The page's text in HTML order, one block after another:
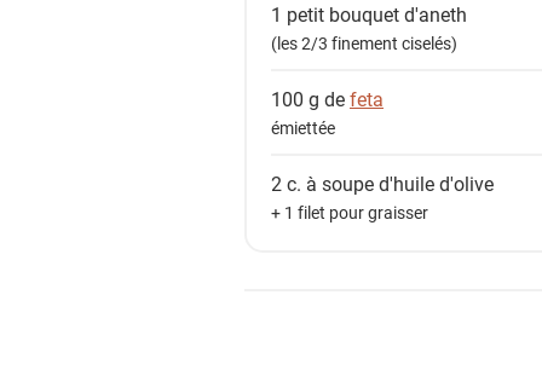
1 petit bouquetd'aneth
(les 2/3 finement ciselés)
100 g defeta
émiettée
2 c. à souped'huile d'olive
+ 1 filet pour graisser